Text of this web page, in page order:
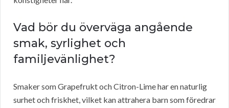
Vad bör du överväga angående
smak, syrlighet och
familjevänlighet?
Smaker som Grapefrukt och Citron-Lime har en naturlig
surhet och friskhet, vilket kan attrahera barn som föredrar